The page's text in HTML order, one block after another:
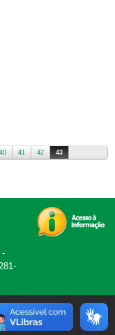
40 41 42 43
-
Contato